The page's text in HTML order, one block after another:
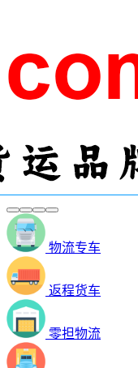
物流专车
返程货车
零担物流